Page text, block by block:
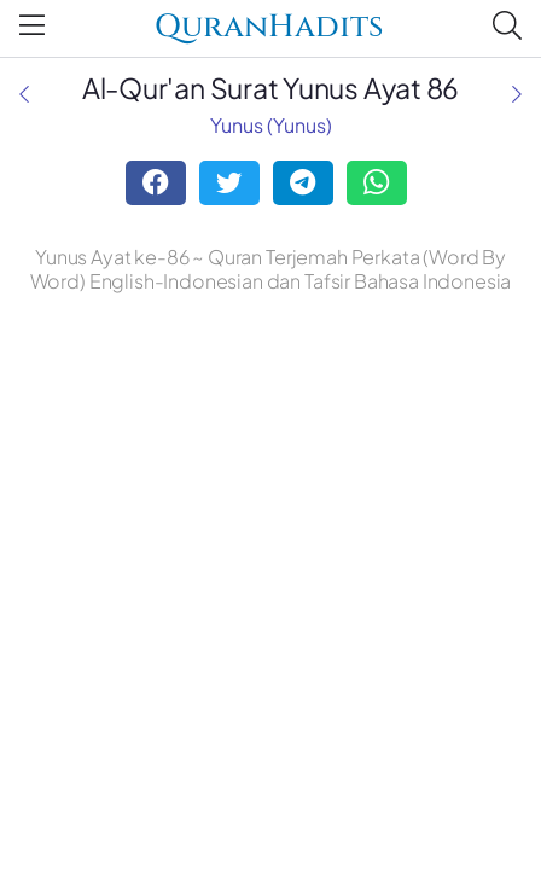
QuranHadits
Al-Qur'an Surat Yunus Ayat 86
Yunus (Yunus)
Yunus Ayat ke-86 ~ Quran Terjemah Perkata (Word By
Word) English-Indonesian dan Tafsir Bahasa Indonesia